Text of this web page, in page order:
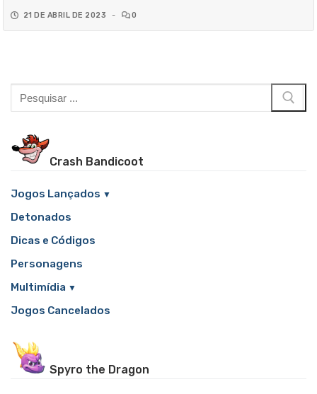
21 DE ABRIL DE 2023 - 0
Pesquisar
por:
Crash Bandicoot
Jogos Lançados
Detonados
Dicas e Códigos
Personagens
Multimídia
Jogos Cancelados
Spyro the Dragon